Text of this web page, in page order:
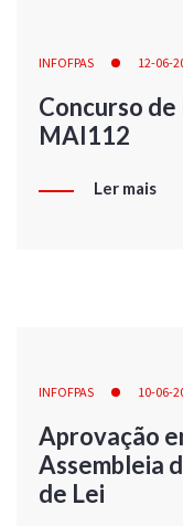
INFOFPAS 12-06-
Concurso
MAI112
Ler mais
INFOFPAS 10-06-
Aprovação
Assembleia
de Lei